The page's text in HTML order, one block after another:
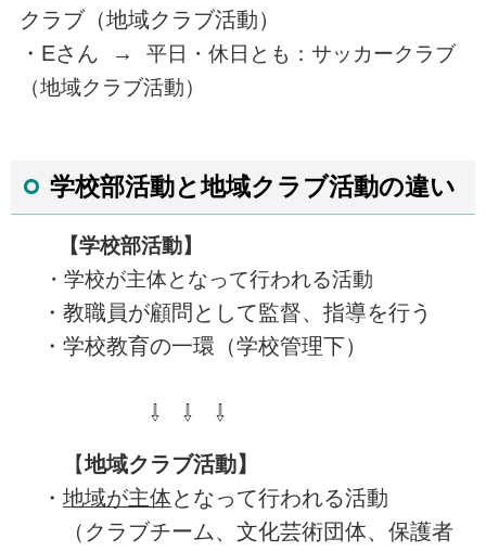
クラブ（地域クラブ活動）
・Eさん → 平日・休日とも：サッカークラブ
（地域クラブ活動）
学校部活動と地域クラブ活動の違い
【学校部活動】
・学校が主体となって行われる活動
・教職員が顧問として監督、指導を行う
・学校教育の一環（学校管理下）
⇩ ⇩ ⇩
【地域クラブ活動】
・ 地域が主体となって行われる活動
（クラブチーム、文化芸術団体、保護者